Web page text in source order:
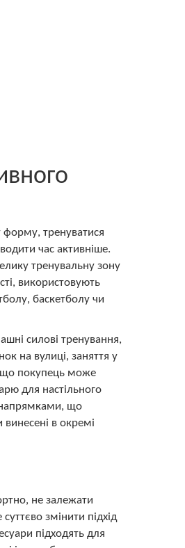
форму, тренуватися
час активніше.
тренувальну зону
використовують
баскетболу чи
силові тренування,
на вулиці, заняття у
що покупець може
для настільного
напрямками, що
винесені в окремі
не залежати
змінити підхід
підходять для